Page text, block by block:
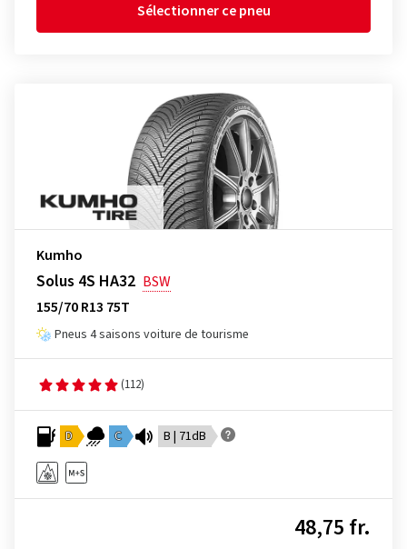
Sélectionner ce pneu
Kumho
Solus 4S HA32 BSW
155/70 R13 75T
Pneus 4 saisons voiture de tourisme
(112)
D C B | 71dB
48,75 fr.